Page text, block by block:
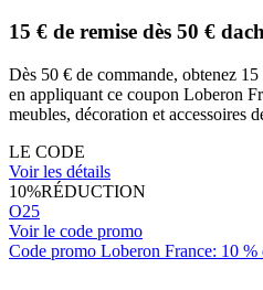
15 € de remise dès 50 €
Dès 50 € de commande, obtenez
en appliquant ce coupon Loberon
meubles, décoration et accessoires
LE CODE
Voir les détails
10%RÉDUCTION
O25
Voir le code promo
Code promo Loberon France: 10 %